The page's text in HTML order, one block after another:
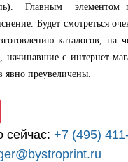
Главным элементом
Будет смотреться
каталогов,
начинавшие с интернет-
явно преувеличены.
сейчас: +7 (495)